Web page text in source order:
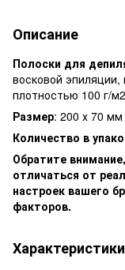
Описание
Полоски для
восковой эпиляции,
плотностью 100 г/м2
Размер: 200 х 70 мм
Количество в
Обратите
отличаться от
настроек вашего
факторов.
Характеристики